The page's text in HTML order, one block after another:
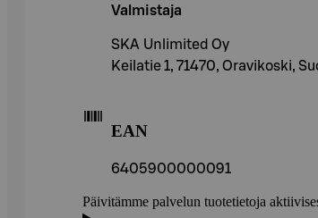
Valmistaja
SKA Unlimited Oy
Keilatie 1, 71470, Oravikoski,
EAN
6405900000091
Päivitämme palvelun tuotetietoja